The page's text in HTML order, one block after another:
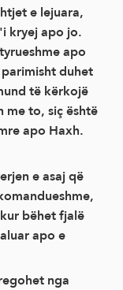
e lejuara,
kryej apo jo.
apo
duhet
të kërkojë
me to, siç është
apo Haxh.
e asaj që
bëhet fjalë
apo e
nga